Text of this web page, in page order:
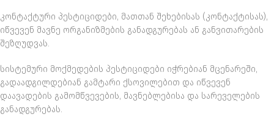
კონტაქტური პესტიციდები, მათთან შეხებისას (კონტაქტისას),
იწვევენ მავნე ორგანიზმების განადგურებას ან განვითარების
შეზღუდვას.
სისტემური მოქმედების პესტიციდები იჭრებიან მცენარეში,
გადაადგილდებიან გამტარი ქსოვილებით და იწვევენ
დაავადების გამომწვევების, მავნებლებისა და სარეველების
განადგურებას.